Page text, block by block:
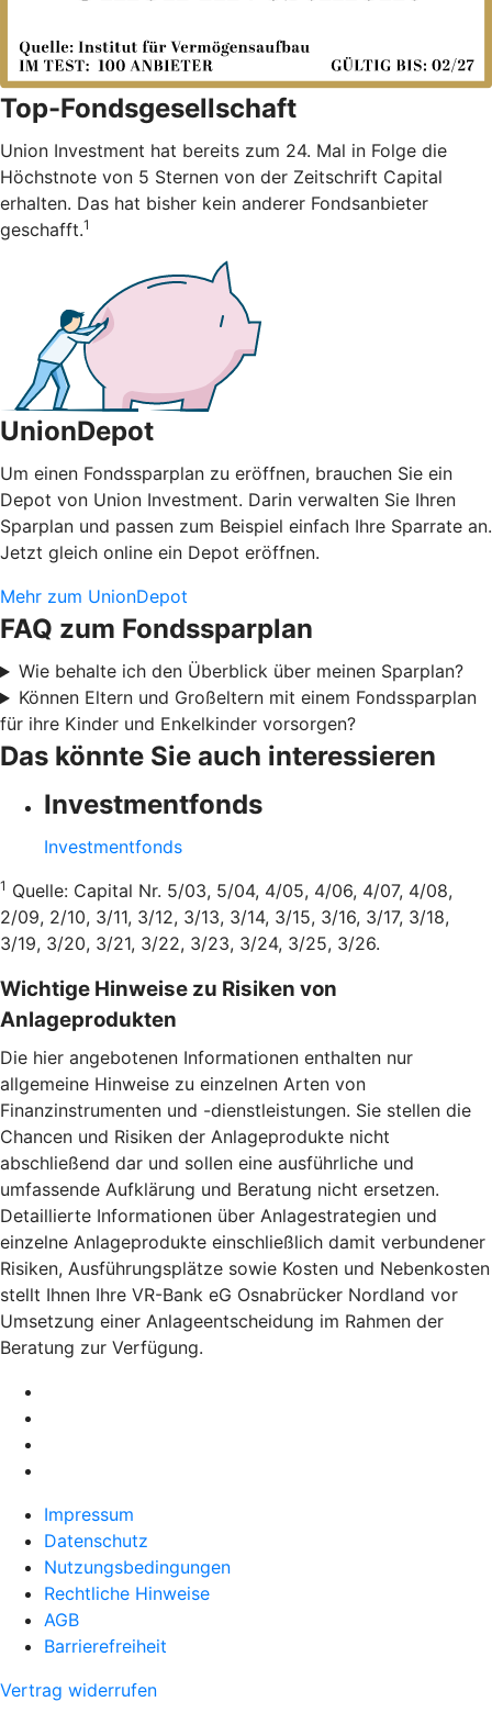
Top-Fondsgesellschaft
Union Investment hat bereits zum 24. Mal in Folge die
Höchstnote von 5 Sternen von der Zeitschrift Capital
erhalten. Das hat bisher kein anderer Fondsanbieter
geschafft.1
UnionDepot
Um einen Fondssparplan zu eröffnen, brauchen Sie ein
Depot von Union Investment. Darin verwalten Sie Ihren
Sparplan und passen zum Beispiel einfach Ihre Sparrate an.
Jetzt gleich online ein Depot eröffnen.
Mehr zum UnionDepot
FAQ zum Fondssparplan
Wie behalte ich den Überblick über meinen Sparplan?
Können Eltern und Großeltern mit einem Fondssparplan
für ihre Kinder und Enkelkinder vorsorgen?
Das könnte Sie auch interessieren
Investmentfonds
Investmentfonds
1 Quelle: Capital Nr. 5/03, 5/04, 4/05, 4/06, 4/07, 4/08,
2/09, 2/10, 3/11, 3/12, 3/13, 3/14, 3/15, 3/16, 3/17, 3/18,
3/19, 3/20, 3/21, 3/22, 3/23, 3/24, 3/25, 3/26.
Wichtige Hinweise zu Risiken von
Anlageprodukten
Die hier angebotenen Informationen enthalten nur
allgemeine Hinweise zu einzelnen Arten von
Finanzinstrumenten und -dienstleistungen. Sie stellen die
Chancen und Risiken der Anlageprodukte nicht
abschließend dar und sollen eine ausführliche und
umfassende Aufklärung und Beratung nicht ersetzen.
Detaillierte Informationen über Anlagestrategien und
einzelne Anlageprodukte einschließlich damit verbundener
Risiken, Ausführungsplätze sowie Kosten und Nebenkosten
stellt Ihnen Ihre VR-Bank eG Osnabrücker Nordland vor
Umsetzung einer Anlageentscheidung im Rahmen der
Beratung zur Verfügung.
Impressum
Datenschutz
Nutzungsbedingungen
Rechtliche Hinweise
AGB
Barrierefreiheit
Vertrag widerrufen